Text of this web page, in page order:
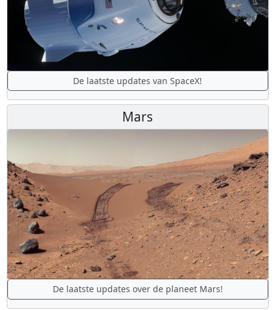
De laatste updates van SpaceX!
Mars
De laatste updates over de planeet Mars!